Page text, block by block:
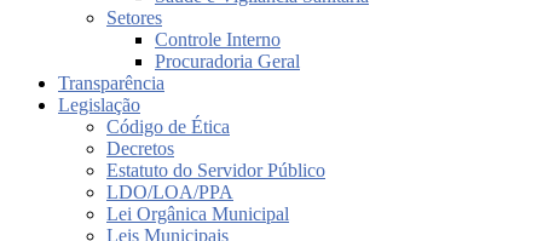
Setores
Controle Interno
Procuradoria Geral
Transparência
Legislação
Código de Ética
Decretos
Estatuto do Servidor Público
LDO/LOA/PPA
Lei Orgânica Municipal
Leis Municipais